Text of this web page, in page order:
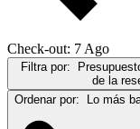
Check-out: 7 Ago
Filtra por:
de la
Ordenar por:
Lo más